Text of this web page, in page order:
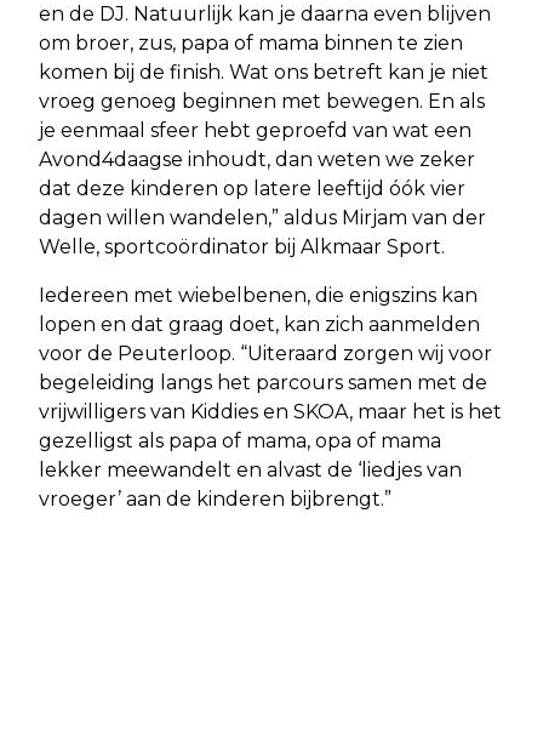
en de DJ. Natuurlijk kan je daarna even blijven
om broer, zus, papa of mama binnen te zien
komen bij de finish. Wat ons betreft kan je niet
vroeg genoeg beginnen met bewegen. En als
je eenmaal sfeer hebt geproefd van wat een
Avond4daagse inhoudt, dan weten we zeker
dat deze kinderen op latere leeftijd óók vier
dagen willen wandelen,” aldus Mirjam van der
Welle, sportcoördinator bij Alkmaar Sport.
Iedereen met wiebelbenen, die enigszins kan
lopen en dat graag doet, kan zich aanmelden
voor de Peuterloop. “Uiteraard zorgen wij voor
begeleiding langs het parcours samen met de
vrijwilligers van Kiddies en SKOA, maar het is het
gezelligst als papa of mama, opa of mama
lekker meewandelt en alvast de ‘liedjes van
vroeger’ aan de kinderen bijbrengt.”